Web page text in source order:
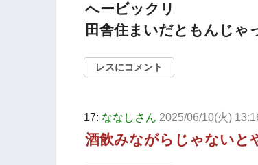
へービックリ
田舎住まいだともんじゃ
レスにコメント
17: ななしさん 2025/06/10(火)
酒飲みながらじゃないと